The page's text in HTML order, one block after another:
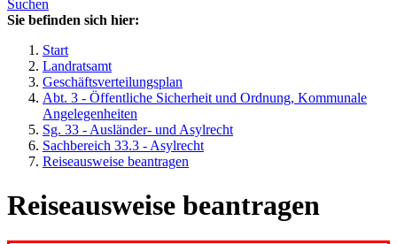
Suchen
Sie befinden sich hier:
Start
Landratsamt
Geschäftsverteilungsplan
Abt. 3 - Öffentliche Sicherheit und Ordnung, Kommunale
Angelegenheiten
Sg. 33 - Ausländer- und Asylrecht
Sachbereich 33.3 - Asylrecht
Reiseausweise beantragen
Reiseausweise beantragen